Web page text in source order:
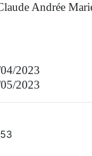
Andrée
2023
2023